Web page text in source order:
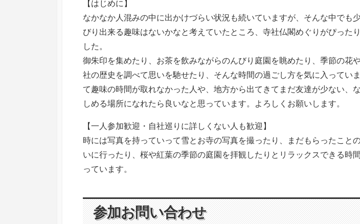
【はじめに】
なかなか人混みの中に出かけづらい状況も続いていますが、そんな中でも
びり出来る趣味はないかなと考えていたところ、寺社仏閣めぐりがぴった
した。
御朱印を集めたり、お茶を飲みながらのんびり庭園を眺めたり、季節の花
社の歴史を調べて思いを馳せたり、そんな時間の過ごし方を気に入ってい
て趣味の時間が取れなかった人や、地方から出てきてまだ友達が少ない、
しめる場所になれたら良いなと思っています。よろしくお願いします。
【一人参加歓迎・自社巡りに詳しくない人も歓迎】
時には写真を持っていって雪とお寺の写真を撮ったり、まだもらったこと
いに行ったり、桜や紅葉の季節の庭園を拝観したりとリラックスできる時
っています。
参加お問い合わせ